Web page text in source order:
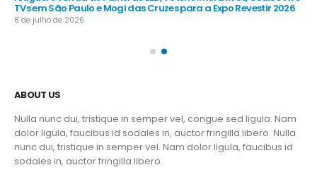
TVs em São Paulo e Mogi das Cruzes para a Expo Revestir 2026
8 de julho de 2026
ABOUT US
Nulla nunc dui, tristique in semper vel, congue sed ligula. Nam
dolor ligula, faucibus id sodales in, auctor fringilla libero. Nulla
nunc dui, tristique in semper vel. Nam dolor ligula, faucibus id
sodales in, auctor fringilla libero.